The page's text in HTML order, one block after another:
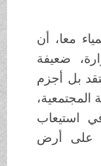
معا، أن
ضعيفة
بل أجزم
أرض